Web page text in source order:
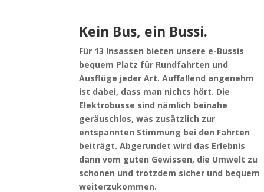
Kein Bus, ein Bussi.
Für 13 Insassen bieten unsere e-Bussis
bequem Platz für Rundfahrten und
Ausflüge jeder Art. Auffallend angenehm
ist dabei, dass man nichts hört. Die
Elektrobusse sind nämlich beinahe
geräuschlos, was zusätzlich zur
entspannten Stimmung bei den Fahrten
beiträgt. Abgerundet wird das Erlebnis
dann vom guten Gewissen, die Umwelt zu
schonen und trotzdem sicher und bequem
weiterzukommen.